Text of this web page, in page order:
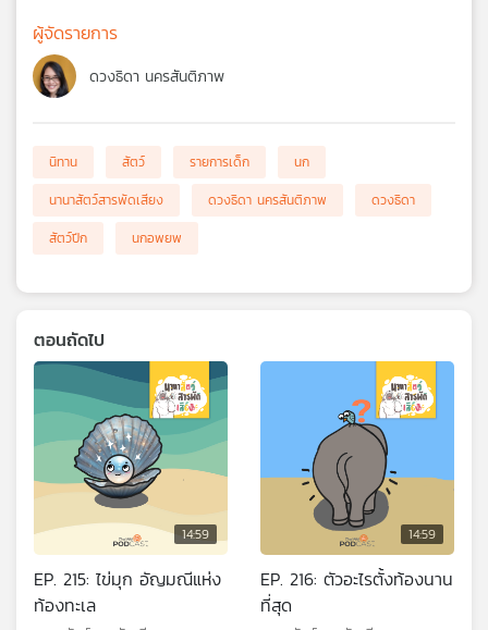
ผู้จัดรายการ
ดวงธิดา นครสันติภาพ
นิทาน สัตว์ รายการเด็ก
นก
นานาสัตว์สารพัดเสียง
ดวงธิดา นครสันติภาพ
ดวงธิดา
สัตว์ปีก
นกอพยพ
ตอนถัดไป
14:59
EP. 215: ไข่มุก อัญมณีแห่ง
ท้องทะเล
14:59
EP. 216: ตัวอะไรตั้งท้องนาน
ที่สุด